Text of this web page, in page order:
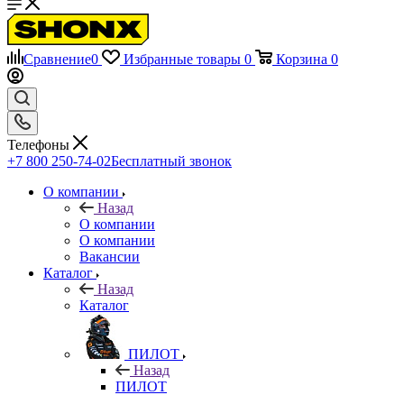
Сравнение0 Избранные товары 0 Корзина 0
Телефоны
+7 800 250-74-02Бесплатный звонок
О компании
Назад
О компании
О компании
Вакансии
Каталог
Назад
Каталог
ПИЛОТ
Назад
ПИЛОТ